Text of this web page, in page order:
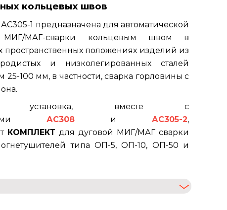
кольцевых швов
АС305-1 предназначена для автоматической
МИГ/МАГ-сварки кольцевым швом в
пространственных положениях изделий из
и низколегированных сталей
25-100 мм, в частности, сварка горловины с
установка, вместе с
АС308 и АС305-2,
КОМПЛЕКТ для дуговой МИГ/МАГ сварки
огнетушителей типа ОП-5, ОП-10, ОП-50 и